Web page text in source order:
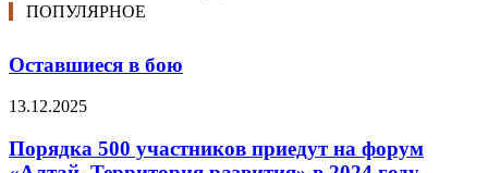
ПОПУЛЯРНОЕ
Оставшиеся в бою
13.12.2025
Порядка 500 участников приедут на форум